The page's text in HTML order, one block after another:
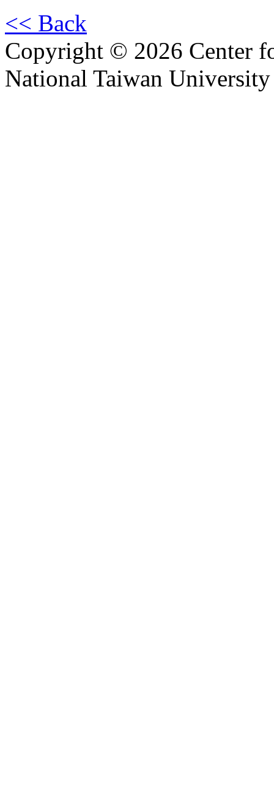
<< Back
Copyright © 2026 Center
National Taiwan University